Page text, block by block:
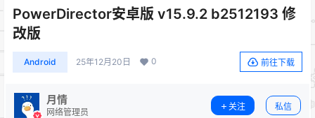
PowerDirector安卓版 v15.9.2 b2512193 修
改版
Android 25年12月20日 0 前往下载
月情
网络管理员
关注 私信